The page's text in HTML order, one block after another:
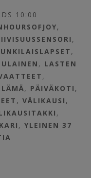
10:00
,
,
,
, LASTEN
,
, PÄIVÄKOTI ,
,VÄLIKAUSI ,
,
,YLEINEN 37